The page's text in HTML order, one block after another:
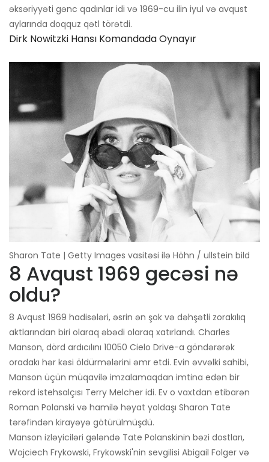
əksəriyyəti gənc qadınlar idi və 1969-cu ilin iyul və avqust
aylarında doqquz qətl törətdi.
Dirk Nowitzki Hansı Komandada Oynayır
Sharon Tate | Getty Images vasitəsi ilə Höhn / ullstein bild
8 Avqust 1969 gecəsi nə
oldu?
8 Avqust 1969 hadisələri, əsrin ən şok və dəhşətli zorakılıq
aktlarından biri olaraq əbədi olaraq xatırlandı. Charles
Manson, dörd ardıcılını 10050 Cielo Drive-a göndərərək
oradakı hər kəsi öldürmələrini əmr etdi. Evin əvvəlki sahibi,
Manson üçün müqavilə imzalamaqdan imtina edən bir
rekord istehsalçısı Terry Melcher idi. Ev o vaxtdan etibarən
Roman Polanski və hamilə həyat yoldaşı Sharon Tate
tərəfindən kirayəyə götürülmüşdü.
Manson izləyiciləri gələndə Tate Polanskinin bəzi dostları,
Wojciech Frykowski, Frykowski'nin sevgilisi Abigail Folger və